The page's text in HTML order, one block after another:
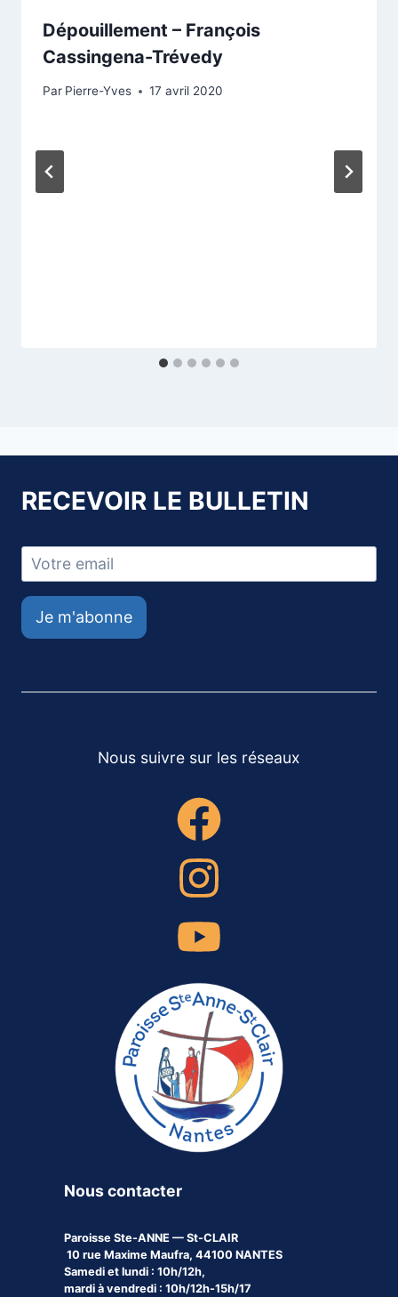
Dépouillement – François
Cassingena-Trévedy
Par Pierre-Yves 17 avril 2020
RECEVOIR LE BULLETIN
Je m'abonne
Nous suivre sur les réseaux
Nous contacter
Paroisse Ste-ANNE — St-CLAIR
10 rue Maxime Maufra, 44100 NANTES
Samedi et lundi : 10h/12h,
mardi à vendredi : 10h/12h-15h/17